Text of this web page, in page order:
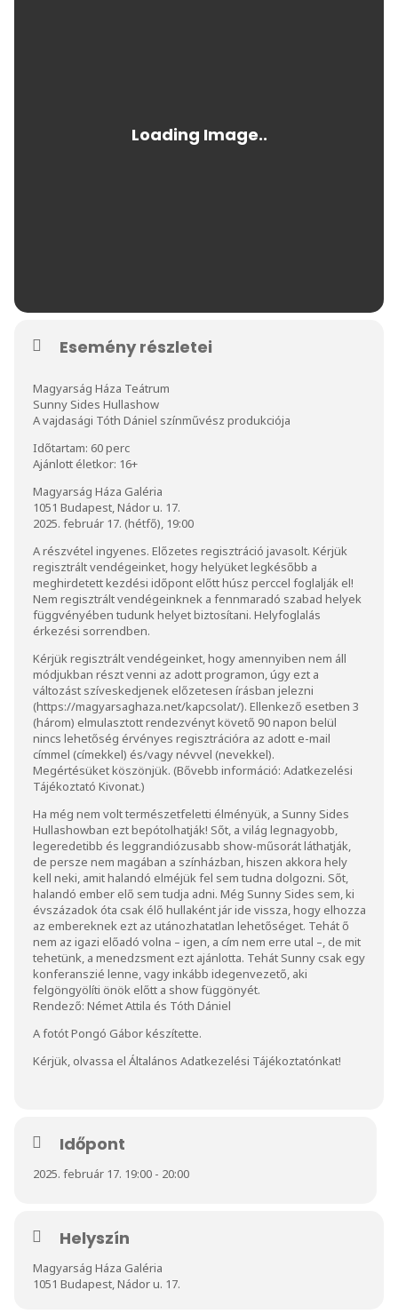
Esemény részletei
Magyarság Háza Teátrum
Sunny Sides Hullashow
A vajdasági Tóth Dániel színművész produkciója
Időtartam: 60 perc
Ajánlott életkor: 16+
Magyarság Háza Galéria
1051 Budapest, Nádor u. 17.
2025. február 17. (hétfő), 19:00
A részvétel ingyenes. Előzetes regisztráció javasolt. Kérjük
regisztrált vendégeinket, hogy helyüket legkésőbb a
meghirdetett kezdési időpont előtt húsz perccel foglalják el!
Nem regisztrált vendégeinknek a fennmaradó szabad helyek
függvényében tudunk helyet biztosítani. Helyfoglalás
érkezési sorrendben.
Kérjük regisztrált vendégeinket, hogy amennyiben nem áll
módjukban részt venni az adott programon, úgy ezt a
változást szíveskedjenek előzetesen írásban jelezni
(https://magyarsaghaza.net/kapcsolat/). Ellenkező esetben 3
(három) elmulasztott rendezvényt követő 90 napon belül
nincs lehetőség érvényes regisztrációra az adott e-mail
címmel (címekkel) és/vagy névvel (nevekkel).
Megértésüket köszönjük. (Bővebb információ: Adatkezelési
Tájékoztató Kivonat.)
Ha még nem volt természetfeletti élményük, a Sunny Sides
Hullashowban ezt bepótolhatják! Sőt, a világ legnagyobb,
legeredetibb és leggrandiózusabb show-műsorát láthatják,
de persze nem magában a színházban, hiszen akkora hely
kell neki, amit halandó elméjük fel sem tudna dolgozni. Sőt,
halandó ember elő sem tudja adni. Még Sunny Sides sem, ki
évszázadok óta csak élő hullaként jár ide vissza, hogy elhozza
az embereknek ezt az utánozhatatlan lehetőséget. Tehát ő
nem az igazi előadó volna – igen, a cím nem erre utal –, de mit
tehetünk, a menedzsment ezt ajánlotta. Tehát Sunny csak egy
konferanszié lenne, vagy inkább idegenvezető, aki
felgöngyölíti önök előtt a show függönyét.
Rendező: Német Attila és Tóth Dániel
A fotót Pongó Gábor készítette.
Kérjük, olvassa el Általános Adatkezelési Tájékoztatónkat!
Időpont
2025. február 17. 19:00 - 20:00
Helyszín
Magyarság Háza Galéria
1051 Budapest, Nádor u. 17.